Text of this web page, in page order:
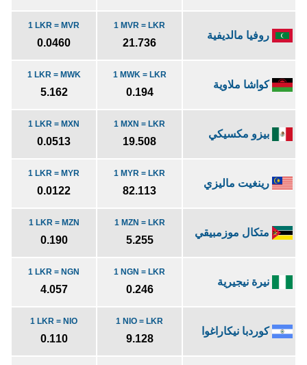
روفيا مالديفية
1 MVR = LKR
21.736
1 LKR = MVR
0.0460
كواشا ملاوية
1 MWK = LKR
0.194
1 LKR = MWK
5.162
بيزو مكسيكي
1 MXN = LKR
19.508
1 LKR = MXN
0.0513
رينغيت ماليزي
1 MYR = LKR
82.113
1 LKR = MYR
0.0122
متكال موزمبيقي
1 MZN = LKR
5.255
1 LKR = MZN
0.190
نيرة نيجيرية
1 NGN = LKR
0.246
1 LKR = NGN
4.057
كوردبا نيكاراغوا
1 NIO = LKR
9.128
1 LKR = NIO
0.110